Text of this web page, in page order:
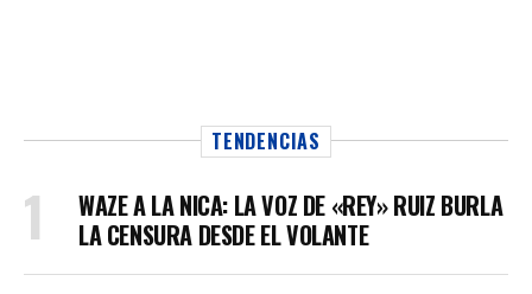
TENDENCIAS
WAZE A LA NICA: LA VOZ DE «REY» RUIZ BURLA
LA CENSURA DESDE EL VOLANTE